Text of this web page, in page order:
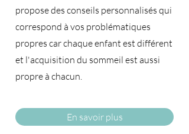
propose des conseils personnalisés qui
correspond à vos problématiques
propres car chaque enfant est différent
et l'acquisition du sommeil est aussi
propre à chacun.​
En savoir plus